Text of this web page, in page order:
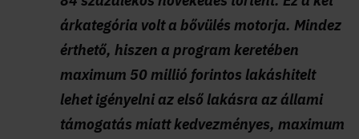
árkategória volt a bővülés motorja. Mindez
érthető, hiszen a program keretében
maximum 50 millió forintos lakáshitelt
lehet igényelni az első lakásra az állami
támogatás miatt kedvezményes, maximum